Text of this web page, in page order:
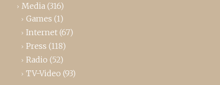
Media (316)
Games (1)
Internet (67)
Press (118)
Radio (52)
TV-Video (93)